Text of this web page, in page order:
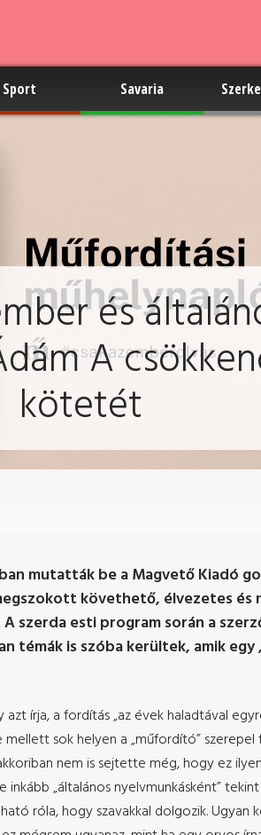
Sport Savaria
és
A
kötetét
mutatták be a Magvető Kiadó
követhető, élvezetes és
szerda esti program során a
témák is szóba kerültek, amik egy
írja, a fordítás „az évek haladtával
sok helyen a „műfordító”
nem is sejtette még, hogy ez
„általános nyelvmunkásként”
róla, hogy szavakkal dolgozik. Ugyan